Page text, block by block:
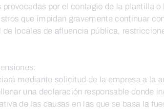
provocadas por el contagio de la plantilla
que impidan gravemente continuar
de locales de afluencia pública,
mediante solicitud de la empresa a la
una declaración responsable donde
de las causas en las que se basa la